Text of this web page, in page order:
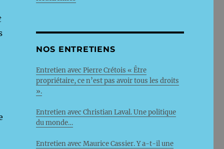
NOS ENTRETIENS
Entretien avec Pierre Crétois « Être
propriétaire, ce n’est pas avoir tous les droits
».
Entretien avec Christian Laval. Une politique
du monde…
Entretien avec Maurice Cassier. Y a-t-il une